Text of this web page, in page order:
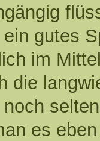
gutes
im
die
noch
es